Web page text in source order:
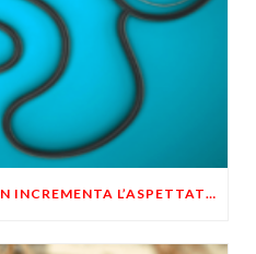
PIÙ SPESA SANITARIA NON INCREMENTA L’ASPETTATIVA DI VITA DELLE PERSONE